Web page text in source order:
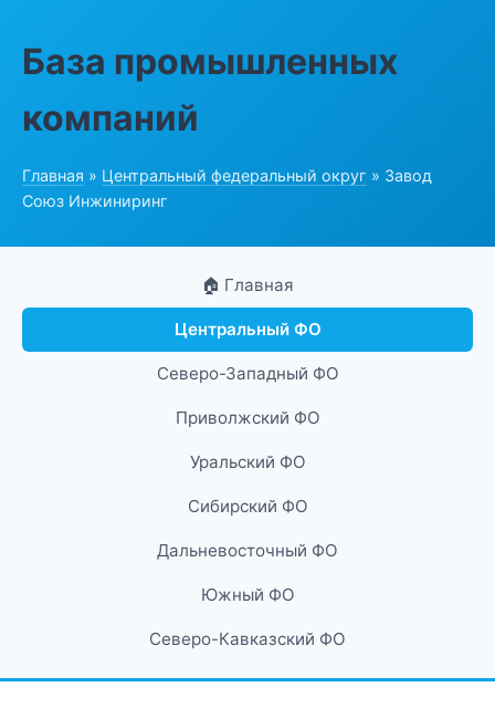
База промышленных
компаний
Главная » Центральный федеральный округ » Завод
Союз Инжиниринг
🏠 Главная
Центральный ФО
Северо-Западный ФО
Приволжский ФО
Уральский ФО
Сибирский ФО
Дальневосточный ФО
Южный ФО
Северо-Кавказский ФО